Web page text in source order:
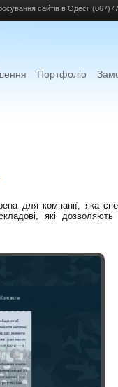
сайтів в Одесі:
Портфоліо
для компанії, яка
які